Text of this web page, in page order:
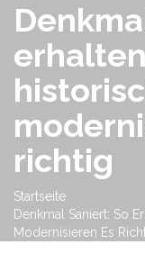
richtig
Startseite
Denkmal Saniert: So
Modernisieren Es